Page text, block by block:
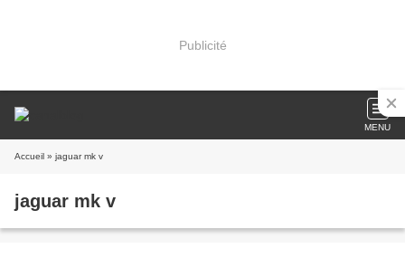
Publicité
MENU
Accueil » jaguar mk v
jaguar mk v